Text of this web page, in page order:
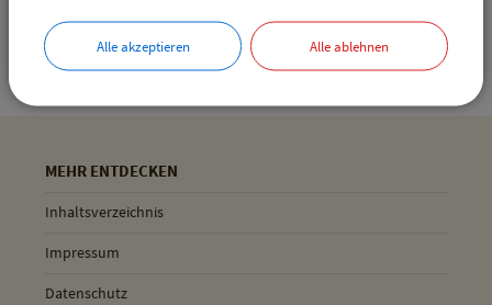
Geltinger Str. 18
85652 Pliening
MEHR ENTDECKEN
Inhaltsverzeichnis
Impressum
Datenschutz
Alle akzeptieren Alle ablehnen